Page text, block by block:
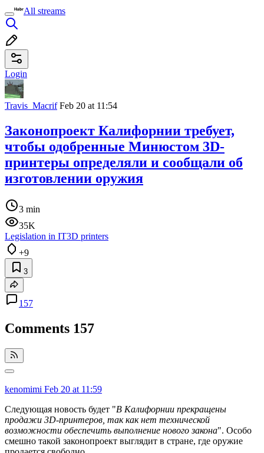
All streams
Login
Travis_MacrifFeb 20 at 11:54
Законопроект Калифорнии требует,
чтобы одобренные Минюстом 3D-
принтеры определяли и сообщали об
изготовлении оружия
3 min
35K
Legislation in IT3D printers
+9
3
157
Comments 157
kenomimi Feb 20 at 11:59
Следующая новость будет "В Калифорнии прекращены
продажи 3D-принтеров, так как нет технической
возможности обеспечить выполнение нового закона". Особо
смешно такой законопроект выглядит в стране, где оружие